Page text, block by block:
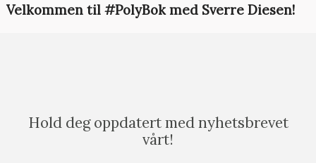
Velkommen til #PolyBok med Sverre Diesen!
Hold deg oppdatert med nyhetsbrevet
vårt!